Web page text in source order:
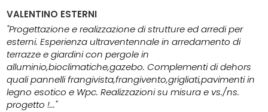
VALENTINO ESTERNI
"Progettazione e realizzazione di strutture ed arredi per
esterni. Esperienza ultraventennale in arredamento di
terrazze e giardini con pergole in
alluminio,bioclimatiche,gazebo. Complementi di dehors
quali pannelli frangivista,frangivento,grigliati,pavimenti in
legno esotico e Wpc. Realizzazioni su misura e vs./ns.
progetto !..."